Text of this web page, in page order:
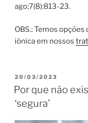
ago;7(8):813-23.
OBS.: Temos
iônica em nossos
PUBLICADO
EM
20/03/2023
Por que não
‘segura’